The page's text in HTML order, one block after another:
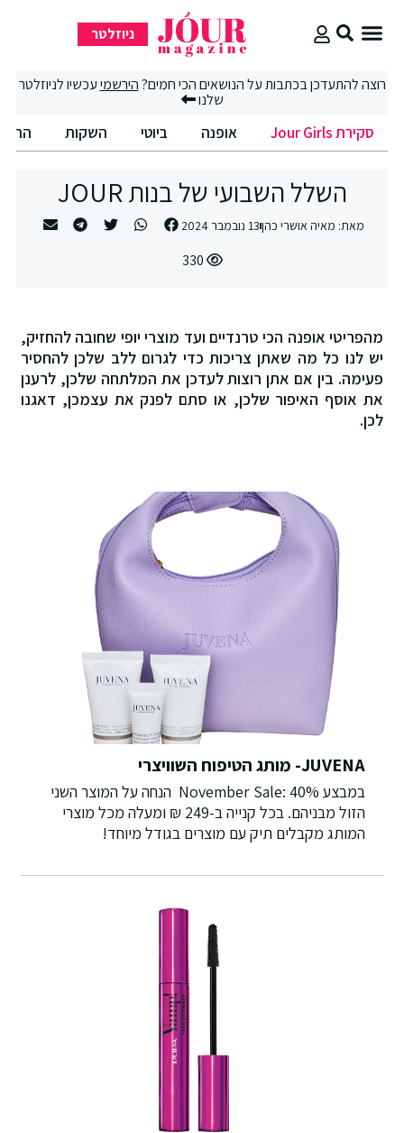
ניוזלטר
רוצה להתעדכן בכתבות על הנושאים הכי חמים?הירשמיעכשיו לניוזלטר
שלנו
סקירת Jour Girls אופנה ביוטי השקות
השלל השבועי של בנות JOUR
מאת: מאיה אושרי כהן13 נובמבר 2024
מהפריטי אופנה הכי טרנדיים ועד מוצרי יופי שחובה להחזיק,
יש לנו כל מה שאתן צריכות כדי לגרום ללב שלכן להחסיר
פעימה. בין אם אתן רוצות לעדכן את המלתחה שלכן, לרענן
את אוסף האיפור שלכן, או סתם לפנק את עצמכן, דאגנו
לכן.
JUVENA- מותג הטיפוח השוויצרי
במבצע November Sale: 40% הנחה על המוצר השני
הזול מבניהם. בכל קנייה ב-249 ₪ ומעלה מכל מוצרי
המותג מקבלים תיק עם מוצרים בגודל מיוחד!